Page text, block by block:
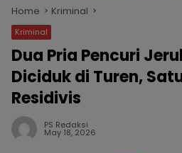
Home Kriminal
Kriminal
Dua Pria Pencuri
Diciduk di Turen,
Residivis
PS Redaksi
May 18, 2026